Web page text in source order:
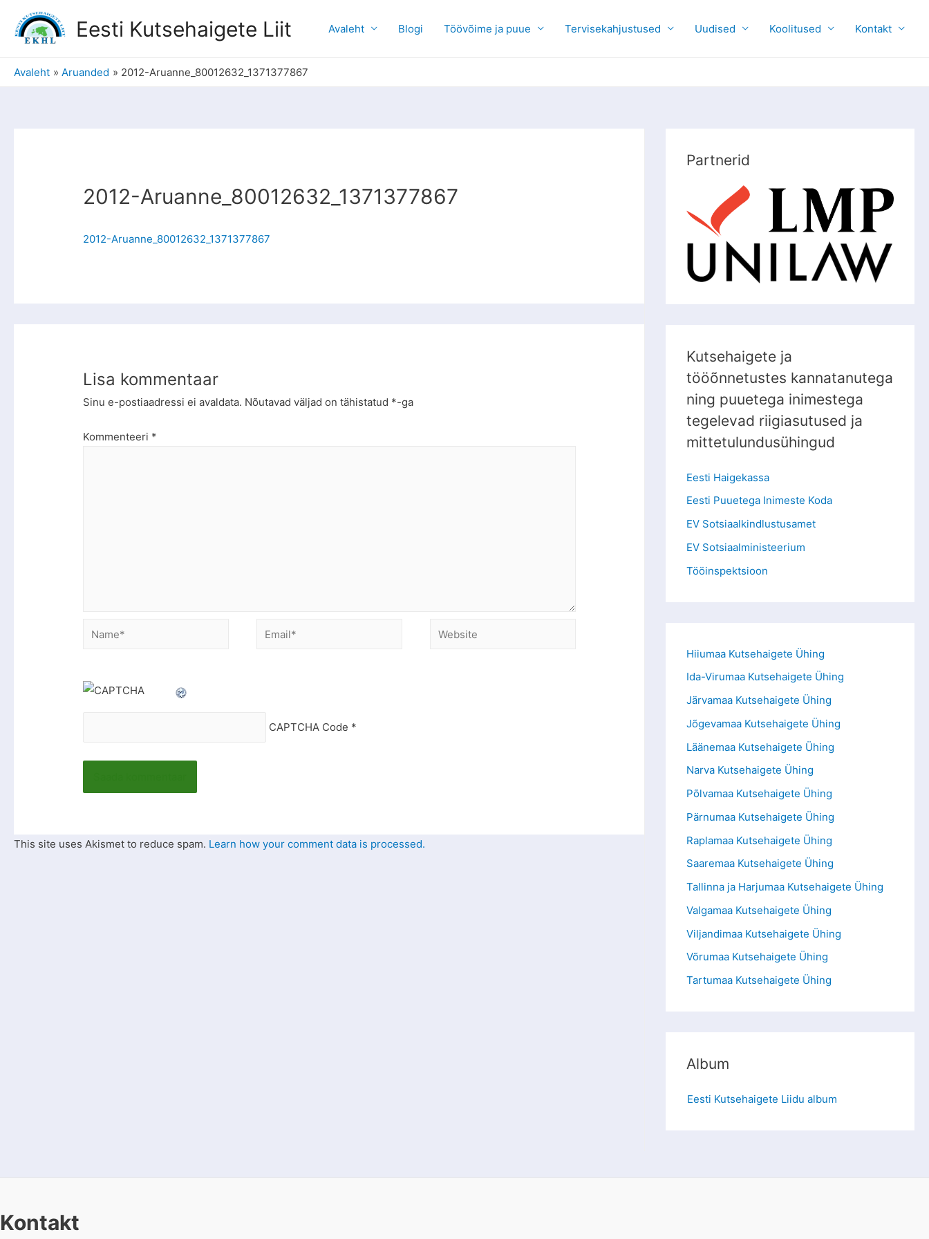
Eesti Kutsehaigete Liit Avaleht Blogi Töövõime ja puue Tervisekahjustused Uudised Koolitused Kontakt
Avaleht Aruanded 2012-Aruanne_80012632_1371377867
2012-Aruanne_80012632_1371377867
2012-Aruanne_80012632_1371377867
Lisa kommentaar
Sinu e-postiaadressi ei avaldata. Nõutavad väljad on tähistatud *-ga
Kommenteeri *
CAPTCHA Code *
This site uses Akismet to reduce spam. Learn how your comment data is processed.
Partnerid
Kutsehaigete ja
tööõnnetustes kannatanutega
ning puuetega inimestega
tegelevad riigiasutused ja
mittetulundusühingud
Eesti Haigekassa
Eesti Puuetega Inimeste Koda
EV Sotsiaalkindlustusamet
EV Sotsiaalministeerium
Tööinspektsioon
Hiiumaa Kutsehaigete Ühing
Ida-Virumaa Kutsehaigete Ühing
Järvamaa Kutsehaigete Ühing
Jõgevamaa Kutsehaigete Ühing
Läänemaa Kutsehaigete Ühing
Narva Kutsehaigete Ühing
Põlvamaa Kutsehaigete Ühing
Pärnumaa Kutsehaigete Ühing
Raplamaa Kutsehaigete Ühing
Saaremaa Kutsehaigete Ühing
Tallinna ja Harjumaa Kutsehaigete Ühing
Valgamaa Kutsehaigete Ühing
Viljandimaa Kutsehaigete Ühing
Võrumaa Kutsehaigete Ühing
Tartumaa Kutsehaigete Ühing
Album
Eesti Kutsehaigete Liidu album
Kontakt